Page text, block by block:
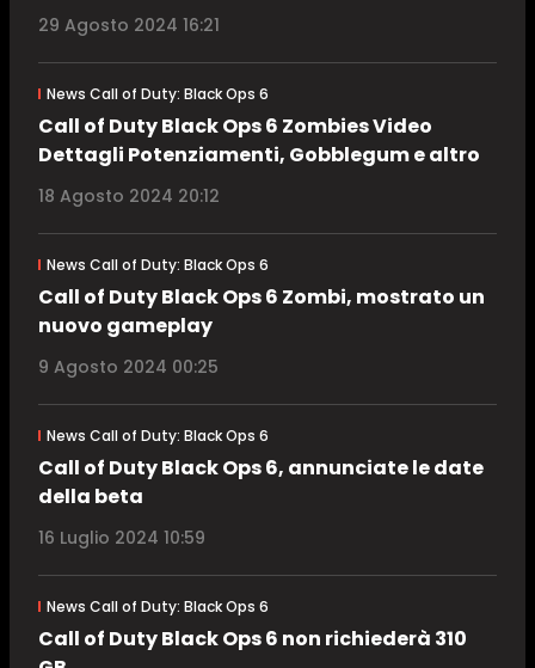
29 Agosto 2024 16:21
News Call of Duty: Black Ops 6
Call of Duty Black Ops 6 Zombies Video
Dettagli Potenziamenti, Gobblegum e altro
18 Agosto 2024 20:12
News Call of Duty: Black Ops 6
Call of Duty Black Ops 6 Zombi, mostrato un
nuovo gameplay
9 Agosto 2024 00:25
News Call of Duty: Black Ops 6
Call of Duty Black Ops 6, annunciate le date
della beta
16 Luglio 2024 10:59
News Call of Duty: Black Ops 6
Call of Duty Black Ops 6 non richiederà 310